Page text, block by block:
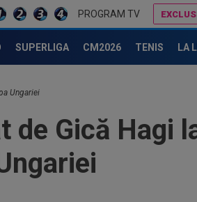
PROGRAM TV
SUPERLIGA CM2026 TENIS LA
Ungariei
de Gică Hagi